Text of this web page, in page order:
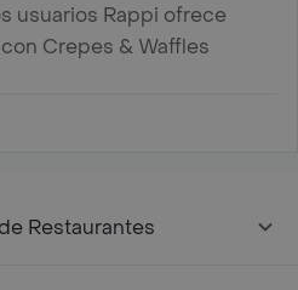
usuarios Rappi ofrece
Crepes & Waffles
Restaurantes